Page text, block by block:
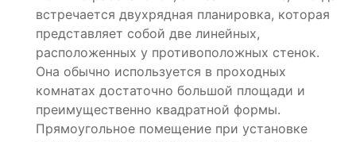
встречается двухрядная планировка, которая
представляет собой две линейных,
расположенных у противоположных стенок.
Она обычно используется в проходных
комнатах достаточно большой площади и
преимущественно квадратной формы.
Прямоугольное помещение при установке